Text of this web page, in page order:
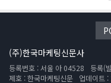
(주)한국마케팅신문사
등록번호 : 서울 아 04528
등록(
제호 : 한국마케팅신문
업데이트